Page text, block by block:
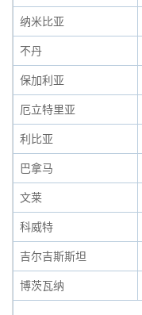
纳米比亚
不丹
保加利亚
厄立特里亚
利比亚
巴拿马
文莱
科威特
吉尔吉斯斯坦
博茨瓦纳